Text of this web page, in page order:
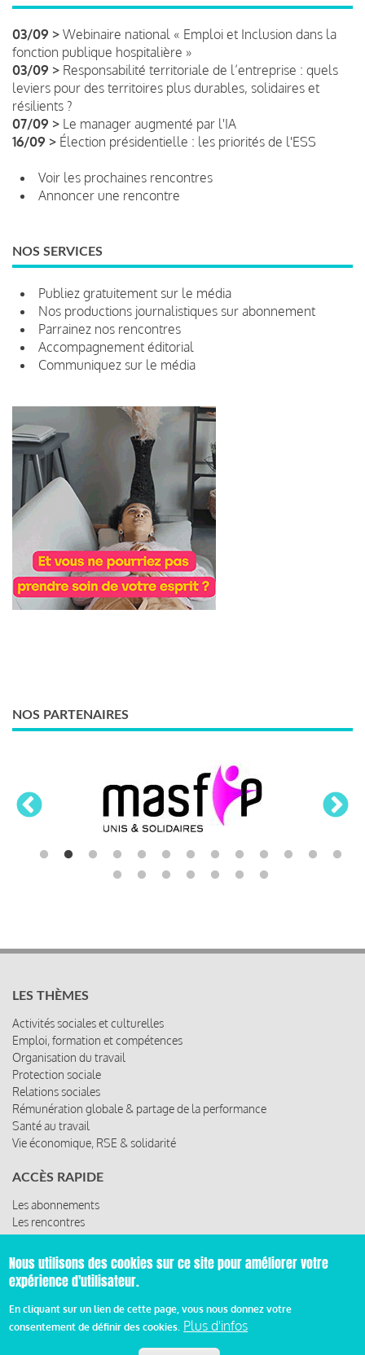
03/09 > Webinaire national « Emploi et Inclusion dans la
fonction publique hospitalière »
03/09 > Responsabilité territoriale de l’entreprise : quels
leviers pour des territoires plus durables, solidaires et
résilients ?
07/09 > Le manager augmenté par l'IA
16/09 > Élection présidentielle : les priorités de l'ESS
Voir les prochaines rencontres
Annoncer une rencontre
NOS SERVICES
Publiez gratuitement sur le média
Nos productions journalistiques sur abonnement
Parrainez nos rencontres
Accompagnement éditorial
Communiquez sur le média
NOS PARTENAIRES
LES THÈMES
Activités sociales et culturelles
Emploi, formation et compétences
Organisation du travail
Protection sociale
Relations sociales
Rémunération globale & partage de la performance
Santé au travail
Vie économique, RSE & solidarité
ACCÈS RAPIDE
Les abonnements
Les rencontres
Les ressources
© 2019 Miroir Social - Réalisé parCafffeine
Mentions légales et condition générale d’utilisation et
Nous utilisons des cookies sur ce site pour améliorer votre
expérience d'utilisateur.
En cliquant sur un lien de cette page, vous nous donnez votre
consentement de définir des cookies. Plus d'infos